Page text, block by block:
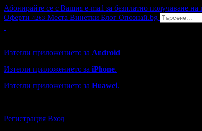
Абонирайте се с Вашия e-mail за безплатно получаване на
Оферти 4263 Места Винетки Блог Опознай.bg
Изтегли приложението за Android.
Изтегли приложението за iPhone.
Изтегли приложението за Huawei.
Регистрация Вход